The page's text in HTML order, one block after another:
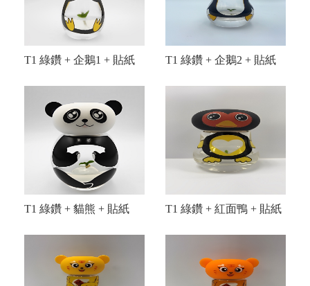
T1 綠鑽 + 企鵝1 + 貼紙 T1 綠鑽 + 企鵝2 + 貼紙
T1 綠鑽 + 貓熊 + 貼紙 T1 綠鑽 + 紅面鴨 + 貼紙